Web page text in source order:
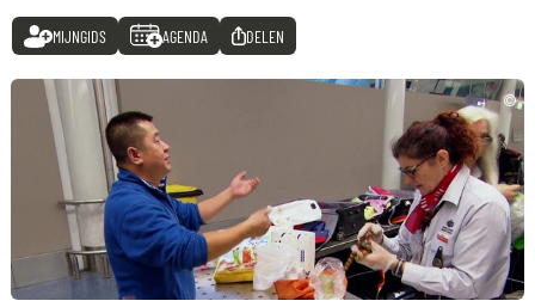
MIJNGIDS AGENDA DELEN
©